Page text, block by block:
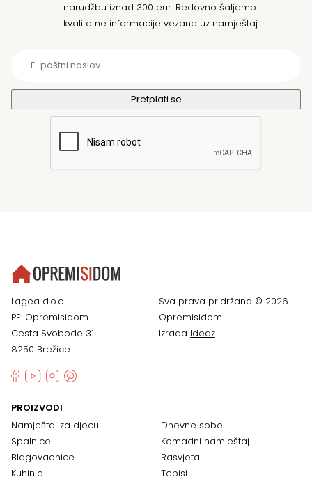
narudžbu iznad 300 eur. Redovno šaljemo
kvalitetne informacije vezane uz namještaj.
Lagea d.o.o.
PE: Opremisidom
Cesta Svobode 31
8250 Brežice
Sva prava pridržana © 2026
Opremisidom
Izrada Ideaz
PROIZVODI
Namještaj za djecu
Spalnice
Blagovaonice
Kuhinje
Dnevne sobe
Komadni namještaj
Rasvjeta
Tepisi